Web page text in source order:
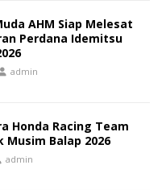
AHM Siap Melesat
Perdana Idemitsu
admin
Honda Racing Team
Musim Balap 2026
admin